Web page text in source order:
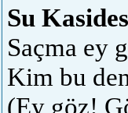
Su
Saçma ey
Kim bu
(Ey göz!